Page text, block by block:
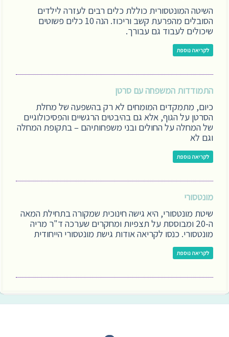
השיטה המונטסורית כוללת כלים רבים לעזרה לילדים
הסובלים מהפרעת קשב וריכוז. הנה 10 כלים פשוטים
שיכולים לעבוד גם עבורך.
לקריאה נוספת
התמודדות המשפחה עם סרטן
כיום, מתמקדים המומחים לא רק בהשפעה של מחלת
הסרטן על הגוף, אלא גם בהיבטים הרגשיים והפסיכולוגיים
של המחלה על החולים ובני משפחותיהם – בתקופת המחלה
וגם לא
לקריאה נוספת
מונטסורי
שיטת מונטסורי, היא גישה חינוכית שמקורה בתחילת המאה
ה-20 ומבוססת על תצפיות ומחקרים שערכה ד"ר מריה
מונטסורי. כנסו לקריאה אודות גישת מונטסורי הייחודית
לקריאה נוספת